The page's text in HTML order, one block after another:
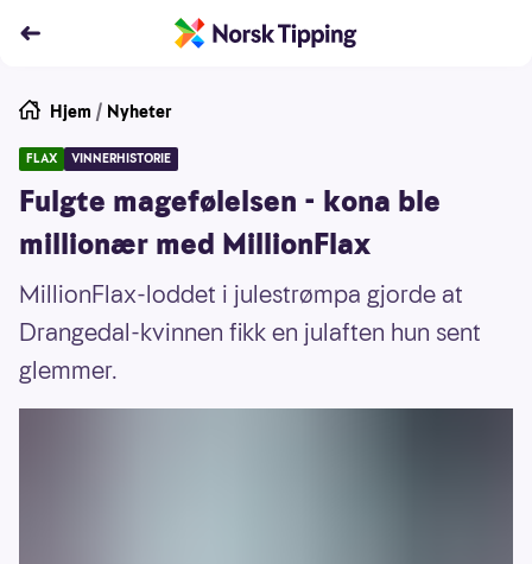
Hjem / Nyheter
FLAX VINNERHISTORIE
Fulgte magefølelsen - kona ble
millionær med MillionFlax
MillionFlax-loddet i julestrømpa gjorde at
Drangedal-kvinnen fikk en julaften hun sent
glemmer.